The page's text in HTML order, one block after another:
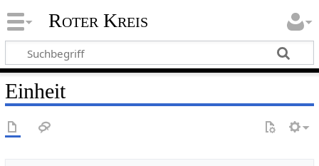
Roter Kreis
Einheit